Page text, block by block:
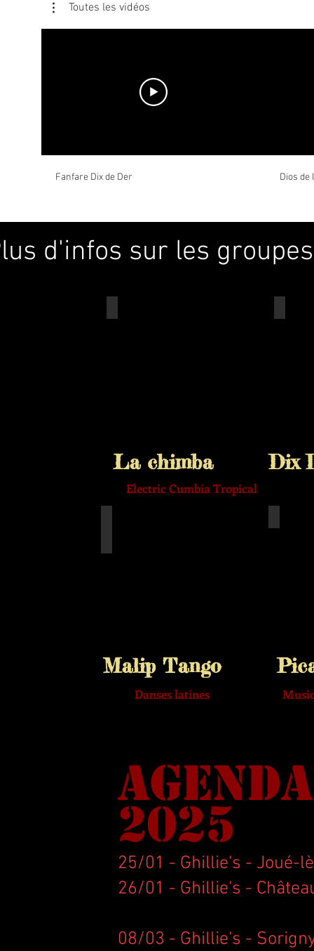
Toutes les vidéos
Fanfare Dix de Der Dios de
d'infos sur les
Electric Cumbia
La chimba Dix
Danses latines
Malip Tango
AGENDA
2025
25/01 - Ghillie's - Joué-
26/01 - Ghillie's -
08/03 - Ghillie's -